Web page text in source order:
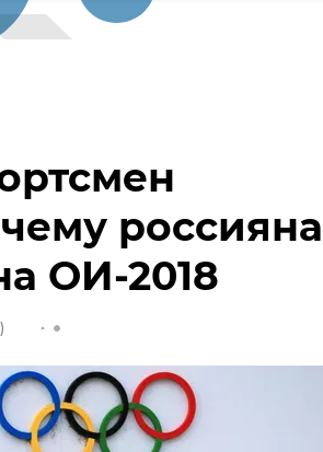
ОИ-2018